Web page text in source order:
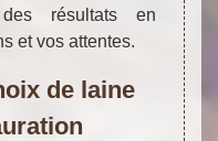
résultats en
et vos attentes.
de laine